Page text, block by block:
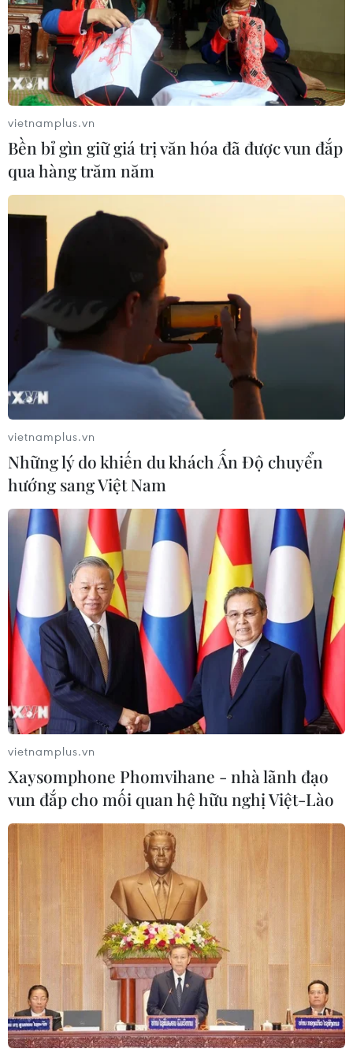
Monfils khép lại giấc mơ do chấn thương,
Djokovic chạm trán Goffin
17/11/2016 09:18
Tay vợt Gael Monfils buộc phải rút lui khỏi giải ATP
World Tour Finals 2016 do chấn thương xương sườn tái
phát và tay vợt David Goffin được chọn thay anh thi đấu
với Novak Djokovic tại vòng bảng.
Andy Murray lập kỷ lục, nóng cuộc đua
ngôi số 1 thế giới
19/11/2016 04:03
Andy Murray đã dễ dàng có chiến thắng 6-4, 6-2 trước
Stan Wawrinka để giành vé vào bán kết ATP World Tour
Finals 2016, đồng thời khiến cuộc đua ngôi số 1 năm
2016 trở nên nóng hơn.
Djokovic và Murray tranh ngôi số 1 ở trận
chung kết lịch sử
20/11/2016 01:53
vietnamplus.vn
Bền bỉ gìn giữ giá trị văn hóa đã được vun đắp
qua hàng trăm năm
vietnamplus.vn
Những lý do khiến du khách Ấn Độ chuyển
hướng sang Việt Nam
vietnamplus.vn
Xaysomphone Phomvihane - nhà lãnh đạo
vun đắp cho mối quan hệ hữu nghị Việt-Lào